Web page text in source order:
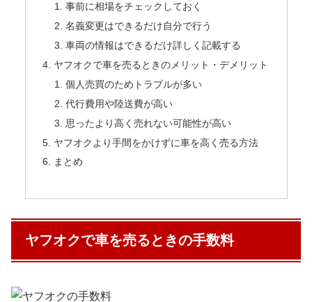
事前に相場をチェックしておく
名義変更はできるだけ自分で行う
車両の情報はできるだけ詳しく記載する
ヤフオクで車を売るときのメリット・デメリット
個人売買のためトラブルが多い
代行費用や陸送費が高い
思ったより高く売れない可能性が高い
ヤフオクより手間をかけずに車を高く売る方法
まとめ
ヤフオクで車を売るときの手数料